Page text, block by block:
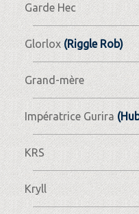
Garde Hec
Glorlox(Riggle Rob)
Grand-mère
Impératrice Gurira
KRS
Kryll